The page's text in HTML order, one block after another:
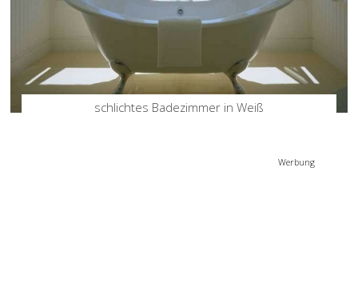
schlichtes Badezimmer in Weiß
Werbung